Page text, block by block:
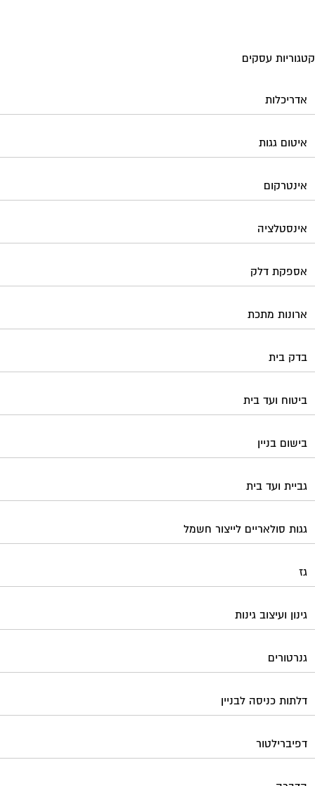
עסקים
אדריכלות
איטום גגות
אינטרקום
אינסטלציה
אספקת דלק
ארונות מתכת
בדק בית
ביטוח ועד בית
בישום בניין
גביית ועד בית
גגות סולאריים לייצור חשמל
גז
גינון ועיצוב גינות
גנרטורים
דלתות כניסה לבניין
דפיברילטור